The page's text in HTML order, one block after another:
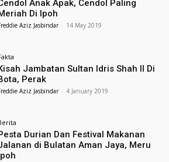
Anak Apak, Cendol Paling
Di Ipoh
Aziz Jasbindar - 14 May 2019
Jambatan Sultan Idris Shah II Di
Perak
Aziz Jasbindar - 4 January 2019
Durian Dan Festival Makanan
di Bulatan Aman Jaya, Meru